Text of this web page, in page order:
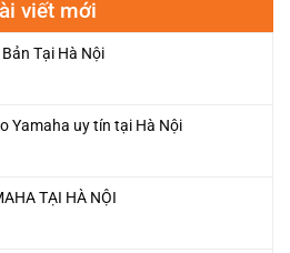
viết mới
Tại Hà Nội
Yamaha uy tín tại Hà Nội
TẠI HÀ NỘI